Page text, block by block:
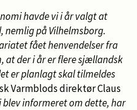
havde vi i år valgt at
nemlig på Vilhelmsborg.
fået henvendelser fra
at der i år er flere sjællandsk
er planlagt skal tilmeldes
Varmblods direktør Claus
blev informeret om dette, har